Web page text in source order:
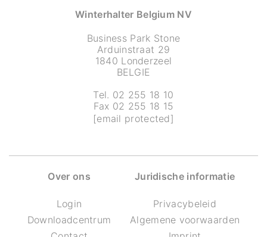
Winterhalter Belgium NV
Business Park Stone
Arduinstraat 29
1840 Londerzeel
BELGIE
Tel. 02 255 18 10
Fax 02 255 18 15
[email protected]
Over ons
Login
Downloadcentrum
Juridische informatie
Privacybeleid
Algemene voorwaarden